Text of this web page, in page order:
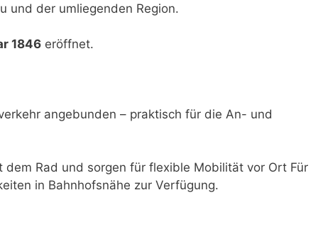
und der umliegenden Region.
1846 eröffnet.
angebunden – praktisch für die An- und
Rad und sorgen für flexible Mobilität vor Ort Für
in Bahnhofsnähe zur Verfügung.